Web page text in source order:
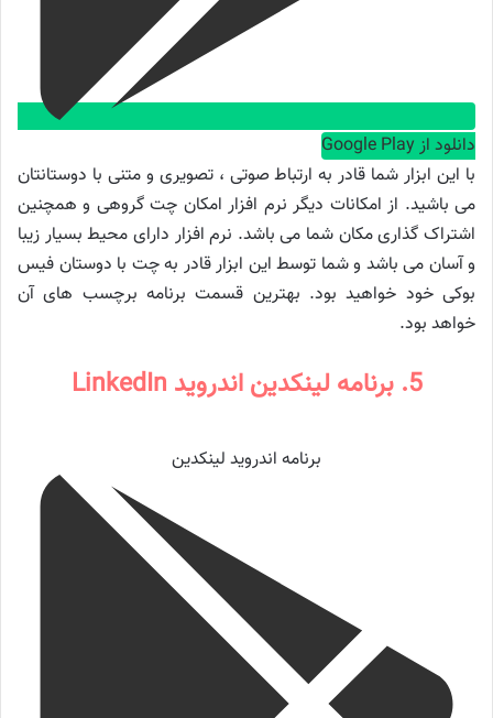
دانلود از Google Play
با این ابزار شما قادر به ارتباط صوتی ، تصویری و متنی با دوستانتان
می باشید. از امکانات دیگر نرم افزار امکان چت گروهی و همچنین
اشتراک گذاری مکان شما می باشد. نرم افزار دارای محیط بسیار زیبا
و آسان می باشد و شما توسط این ابزار قادر به چت با دوستان فیس
بوکی خود خواهید بود. بهترین قسمت برنامه برچسب های آن
خواهد بود.
5. برنامه لینکدین اندروید LinkedIn
برنامه اندروید لینکدین